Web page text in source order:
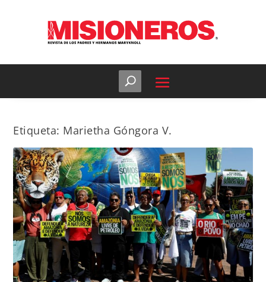
Etiqueta: Marietha Góngora V.